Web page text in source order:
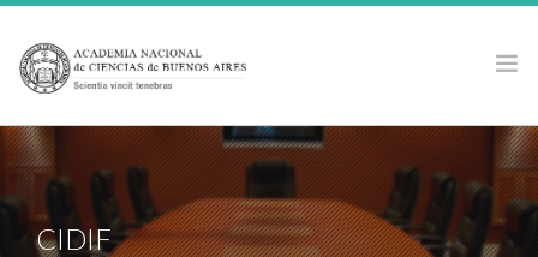
LA ACADEMIA
ACTIVIDADES
PUBLICACIONES
CIDIF